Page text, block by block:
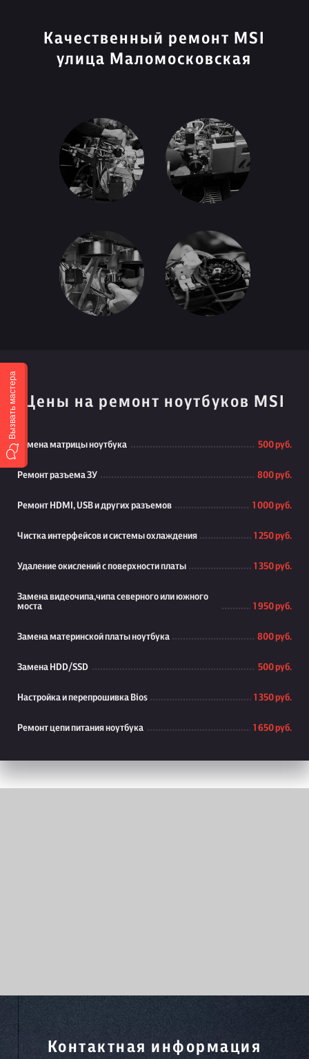
Качественный ремонт MSI
улица Маломосковская
Цены на ремонт ноутбуков MSI
Замена матрицы ноутбука 500 руб.
Ремонт разъема ЗУ 800 руб.
Ремонт HDMI, USB и других разъемов 1 000 руб.
Чистка интерфейсов и системы охлаждения 1 250 руб.
Удаление окислений с поверхности платы 1 350 руб.
Замена видеочипа,чипа северного или южного
моста
1 950 руб.
Замена материнской платы ноутбука 800 руб.
Замена HDD/SSD 500 руб.
Настройка и перепрошивка Bios 1 350 руб.
Ремонт цепи питания ноутбука 1 650 руб.
Контактная информация
Вызвать мастера